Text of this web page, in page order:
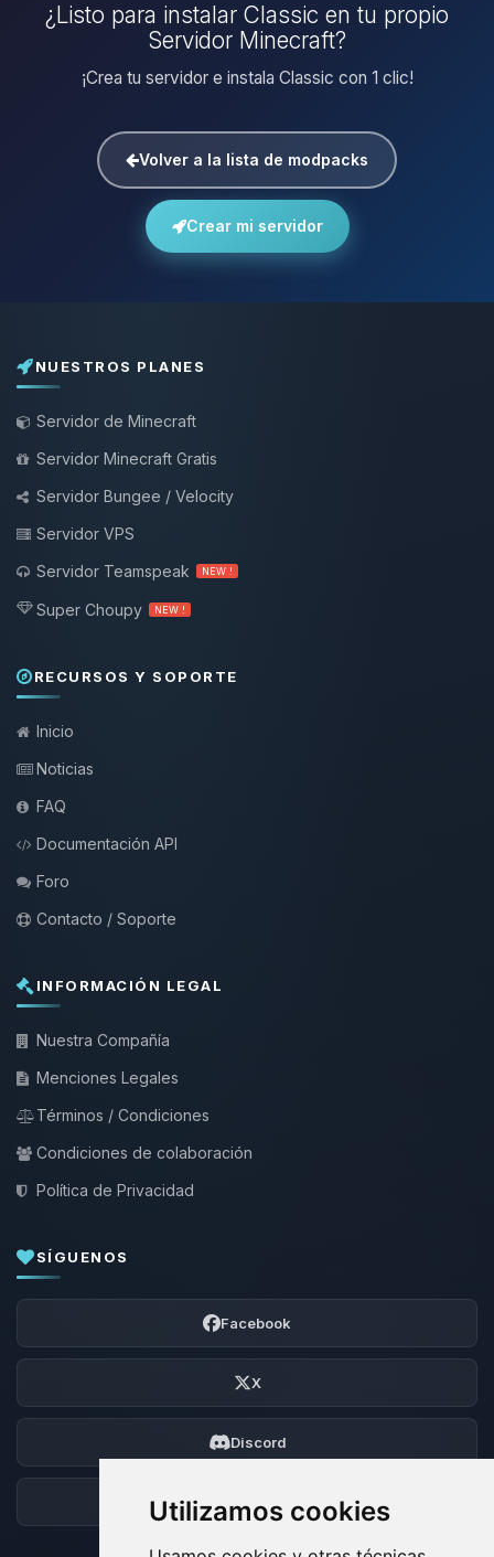
Utilizamos cookies
¿Listo para instalar Classic en tu propio
Servidor Minecraft?
¡Crea tu servidor e instala Classic con 1 clic!
Volver a la lista de modpacks
Crear mi servidor
NUESTROS PLANES
Servidor de Minecraft
Servidor Minecraft Gratis
Servidor Bungee / Velocity
Servidor VPS
Servidor Teamspeak
NEW !
Super Choupy NEW !
RECURSOS Y SOPORTE
Inicio
Noticias
FAQ
Documentación API
Foro
Contacto / Soporte
INFORMACIÓN LEGAL
Nuestra Compañía
Menciones Legales
Términos / Condiciones
Condiciones de colaboración
Política de Privacidad
SÍGUENOS
Facebook
X
Discord
Foro